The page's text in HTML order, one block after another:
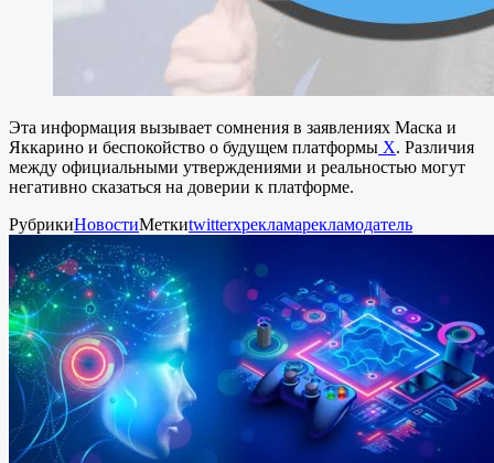
Эта информация вызывает сомнения в заявлениях Маска и
Яккарино и беспокойство о будущем платформы Х. Различия
между официальными утверждениями и реальностью могут
негативно сказаться на доверии к платформе.
РубрикиНовостиМеткиtwitterxрекламарекламодатель